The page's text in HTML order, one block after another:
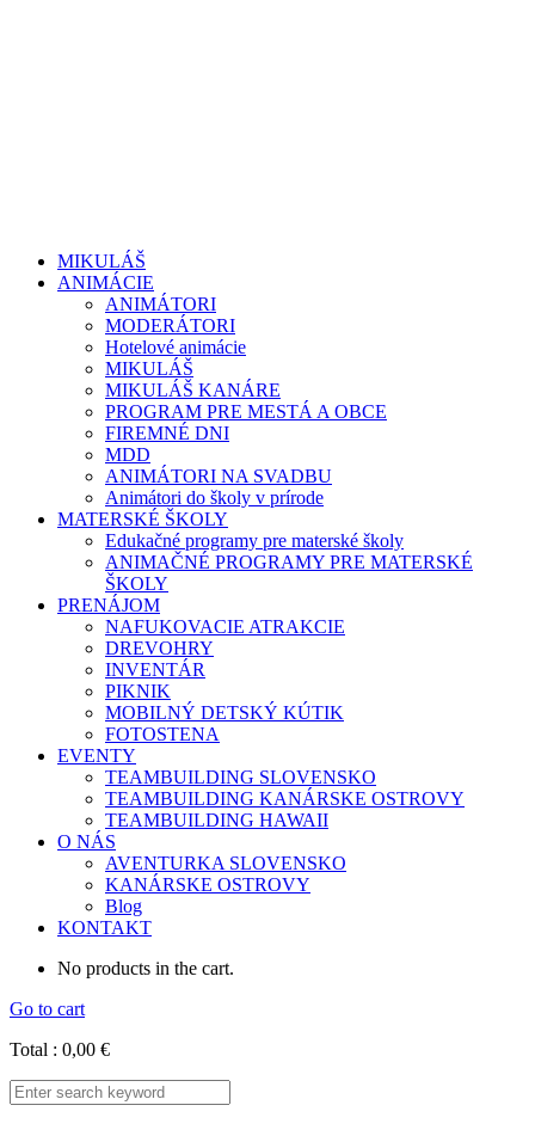
MIKULÁŠ
ANIMÁCIE
ANIMÁTORI
MODERÁTORI
Hotelové animácie
MIKULÁŠ
MIKULÁŠ KANÁRE
PROGRAM PRE MESTÁ A OBCE
FIREMNÉ DNI
MDD
ANIMÁTORI NA SVADBU
Animátori do školy v prírode
MATERSKÉ ŠKOLY
Edukačné programy pre materské školy
ANIMAČNÉ PROGRAMY PRE MATERSKÉ
ŠKOLY
PRENÁJOM
NAFUKOVACIE ATRAKCIE
DREVOHRY
INVENTÁR
PIKNIK
MOBILNÝ DETSKÝ KÚTIK
FOTOSTENA
EVENTY
TEAMBUILDING SLOVENSKO
TEAMBUILDING KANÁRSKE OSTROVY
TEAMBUILDING HAWAII
O NÁS
AVENTURKA SLOVENSKO
KANÁRSKE OSTROVY
Blog
KONTAKT
No products in the cart.
Go to cart
Total : 0,00 €